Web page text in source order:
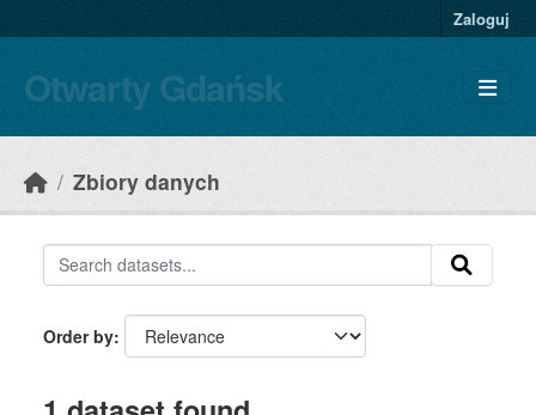
Zaloguj
Otwarty Gdańsk
Zbiory danych
Order by